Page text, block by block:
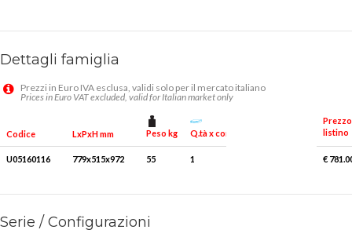
Dettagli famiglia
Prezzi in Euro IVA esclusa, validi solo per il mercato italiano
Prices in Euro VAT excluded, valid for Italian market only
Codice LxPxH mm Peso kg Q.tà x conf.
Prezzo
listino
U05160116 779x515x972 55 1 €
Serie / Configurazioni